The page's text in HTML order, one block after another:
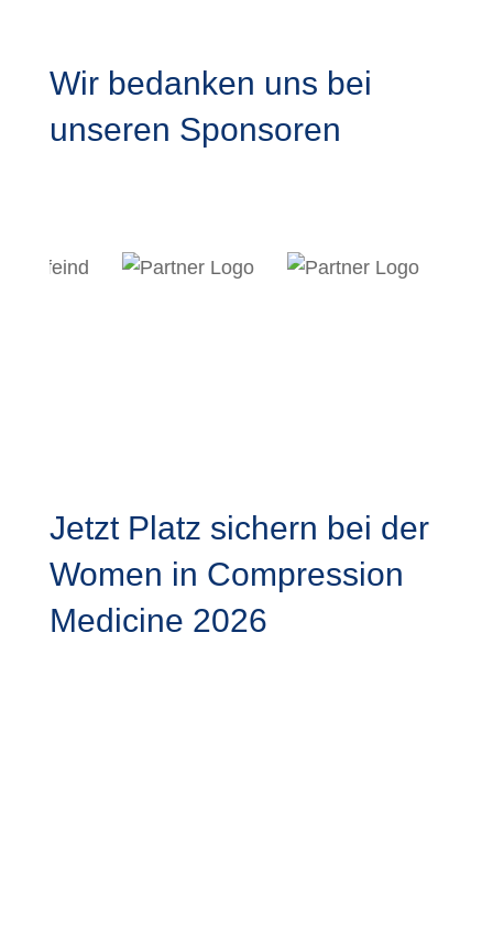
Wir bedanken uns bei
unseren Sponsoren
Jetzt Platz sichern bei der
Women in Compression
Medicine 2026